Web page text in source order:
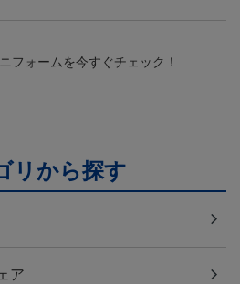
フォームを今すぐチェック！
リから探す
ア